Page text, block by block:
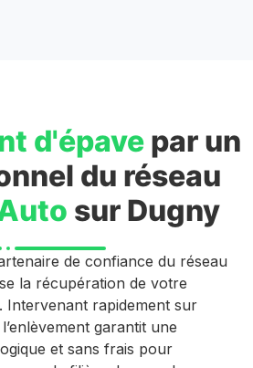
d'épavepar un
du réseau
sur Dugny
de confiance du réseau
la récupération de votre
Intervenant rapidement sur
garantit une
et sans frais pour